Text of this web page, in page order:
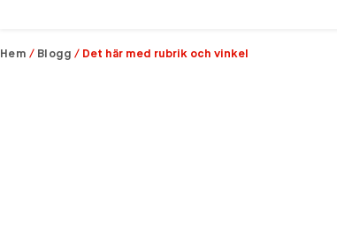
Hem / Blogg / Det här med rubrik och vinkel